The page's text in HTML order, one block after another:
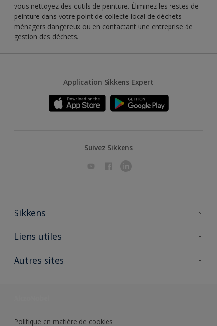
vous nettoyez des outils de peinture. Éliminez les restes de
peinture dans votre point de collecte local de déchets
ménagers dangereux ou en contactant une entreprise de
gestion des déchets.
Application Sikkens Expert
Suivez Sikkens
Sikkens
A propos de Sikkens
Liens utiles
Ouvrir un magasin PASS
Autres sites
Politique en matière de cookies